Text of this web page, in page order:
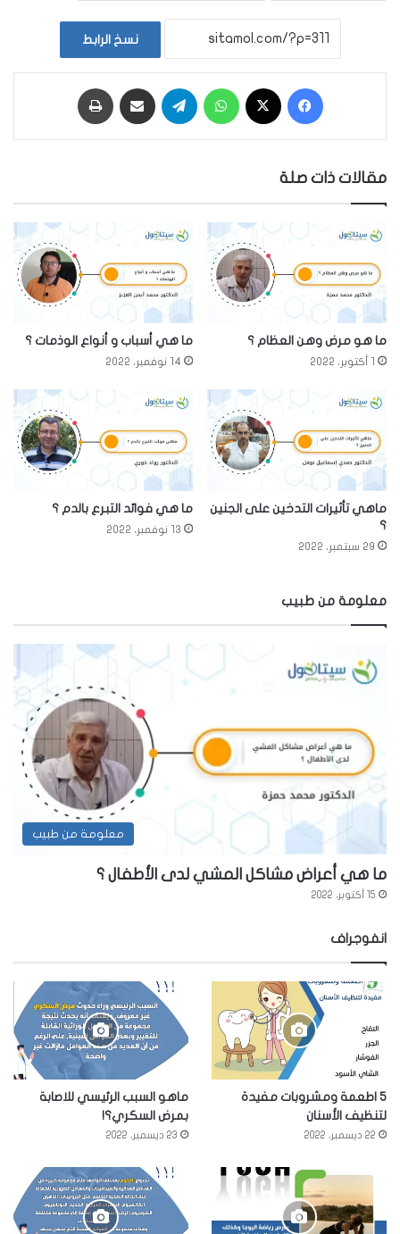
نسخ الرابط
مقالات ذات صلة
ما هو مرض وهن العظام ؟ ما هي أسباب و أنواع الوذمات ؟
14 نوفمبر، 2022
ماهي تأثيرات التدخين على الجنين
؟
29 سبتمبر، 2022
ما هي فوائد التبرع بالدم ؟
13 نوفمبر، 2022
معلومة من طبيب
معلومة من طبيب
ما هي أعراض مشاكل المشي لدى الأطفال ؟
15 أكتوبر، 2022
انفوجراف
5 اطعمة ومشروبات مفيدة
لتنظيف الأسنان
22 ديسمبر، 2022
ماهو السبب الرئيسي للاصابة
بمرض السكري؟!
23 ديسمبر، 2022